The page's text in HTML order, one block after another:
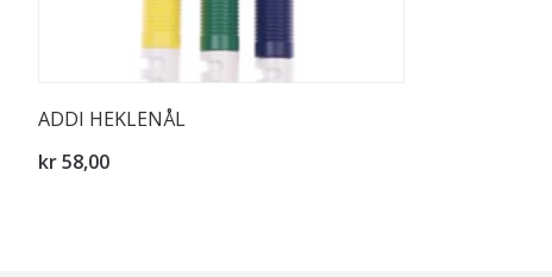
ADDI HEKLENÅL
kr 58,00